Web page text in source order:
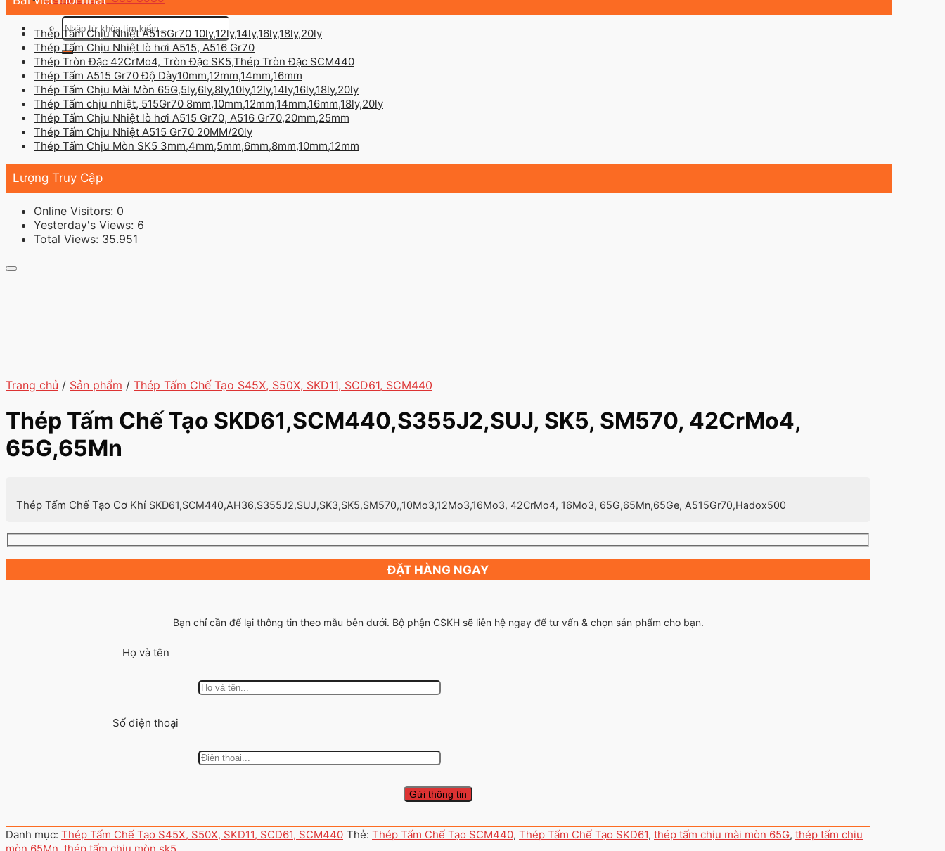
Tìm
kiếm:
Thép Tấm Chịu Nhiệt A515Gr70 10ly,12ly,14ly,16ly,18ly,20ly
Thép Tấm Chịu Nhiệt lò hơi A515, A516 Gr70
Thép Tròn Đặc 42CrMo4, Tròn Đặc SK5,Thép Tròn Đặc SCM440
Thép Tấm A515 Gr70 Độ Dày10mm,12mm,14mm,16mm
Thép Tấm Chịu Mài Mòn 65G,5ly,6ly,8ly,10ly,12ly,14ly,16ly,18ly,20ly
Thép Tấm chịu nhiệt, 515Gr70 8mm,10mm,12mm,14mm,16mm,18ly,20ly
Thép Tấm Chịu Nhiệt lò hơi A515 Gr70, A516 Gr70,20mm,25mm
Thép Tấm Chịu Nhiệt A515 Gr70 20MM/20ly
Thép Tấm Chịu Mòn SK5 3mm,4mm,5mm,6mm,8mm,10mm,12mm
Lượng Truy Cập
Online Visitors: 0
Yesterday's Views: 6
Total Views: 35.951
Trang chủ / Sản phẩm / Thép Tấm Chế Tạo S45X, S50X, SKD11, SCD61, SCM440
Thép Tấm Chế Tạo SKD61,SCM440,S355J2,SUJ, SK5, SM570, 42CrMo4,
65G,65Mn
Thép Tấm Chế Tạo Cơ Khí SKD61,SCM440,AH36,S355J2,SUJ,SK3,SK5,SM570,,10Mo3,12Mo3,16Mo3, 42CrMo4, 16Mo3, 65G,65Mn,65Ge, A515Gr70,Hadox500
ĐẶT HÀNG NGAY
Bạn chỉ cần để lại thông tin theo mẫu bên dưới. Bộ phận CSKH sẽ liên hệ ngay để tư vấn & chọn sản phẩm cho bạn.
Họ và tên
Số điện thoại
Danh mục: Thép Tấm Chế Tạo S45X, S50X, SKD11, SCD61, SCM440 Thẻ: Thép Tấm Chế Tạo SCM440, Thép Tấm Chế Tạo SKD61, thép tấm chịu mài mòn 65G, thép tấm chịu